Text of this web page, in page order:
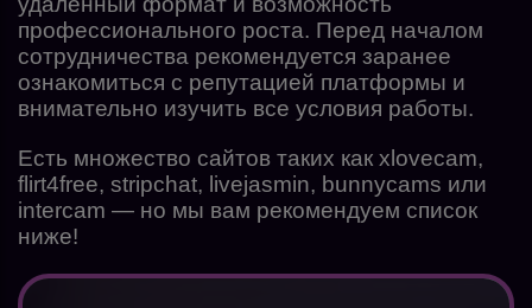
профессионального роста. Перед началом
сотрудничества рекомендуется заранее
ознакомиться с репутацией платформы и
внимательно изучить все условия работы.
Есть множество сайтов таких как xlovecam,
flirt4free, stripchat, livejasmin, bunnycams или
intercam — но мы вам рекомендуем список
ниже!